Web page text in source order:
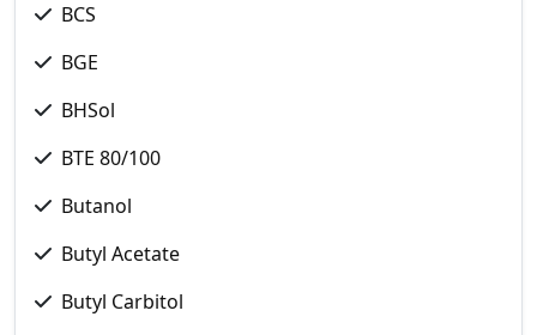
BCS
BGE
BHSol
BTE 80/100
Butanol
Butyl Acetate
Butyl Carbitol